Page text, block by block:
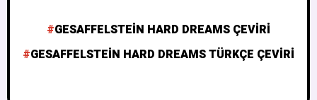
GESAFFELSTEIN HARD DREAMS ÇEVIRI
GESAFFELSTEIN HARD DREAMS TÜRKÇE ÇEVIRI